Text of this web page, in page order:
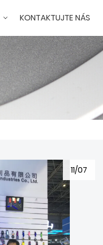
KONTAKTUJTE NÁS
11/07